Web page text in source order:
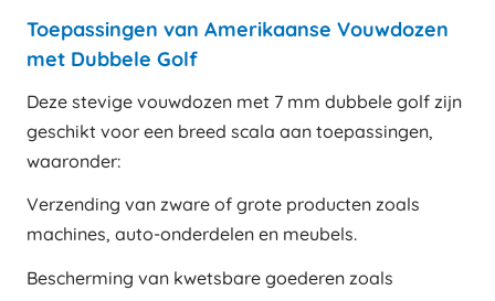
Toepassingen van Amerikaanse Vouwdozen
met Dubbele Golf
Deze stevige vouwdozen met 7 mm dubbele golf zijn
geschikt voor een breed scala aan toepassingen,
waaronder:
Verzending van zware of grote producten zoals
machines, auto-onderdelen en meubels.
Bescherming van kwetsbare goederen zoals